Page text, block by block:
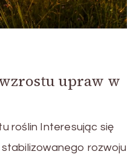
upraw w
roślin Interesując się
rozwoju